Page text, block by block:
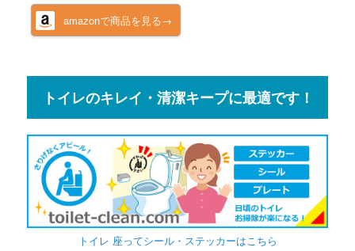
amazonで商品を見る→
トイレのキレイ・清潔キープに最適です！
トイレ 座ってシール・ステッカーはこちら